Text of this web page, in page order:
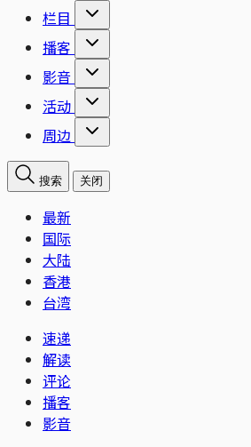
栏目
播客
影音
活动
周边
搜索 关闭
最新
国际
大陆
香港
台湾
速递
解读
评论
播客
影音